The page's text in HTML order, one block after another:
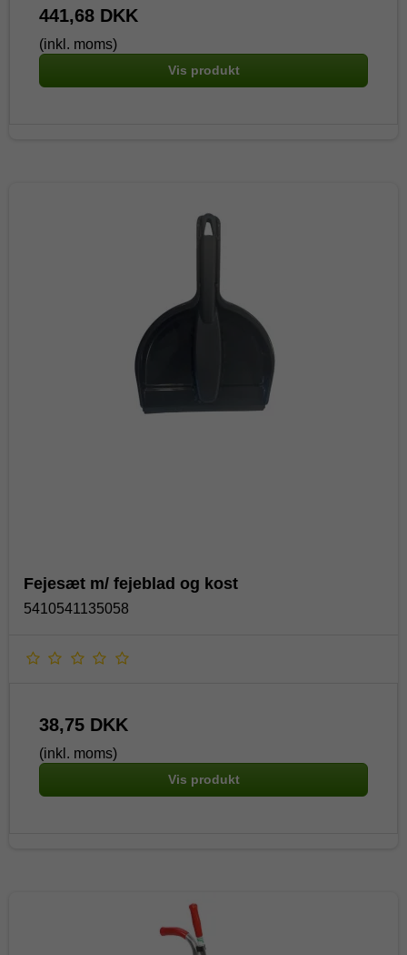
441,68 DKK
(inkl. moms)
Vis produkt
Fejesæt m/ fejeblad og kost
5410541135058
38,75 DKK
(inkl. moms)
Vis produkt